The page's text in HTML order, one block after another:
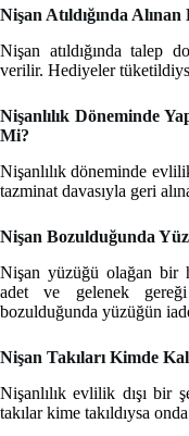
Nişan Atıldığında
Nişan atıldığında talep
verilir. Hediyeler
Nişanlılık Döneminde
Mi?
Nişanlılık döneminde
tazminat davasıyla geri
Nişan Bozulduğunda
Nişan yüzüğü olağan bir
adet ve gelenek gereği
bozulduğunda yüzüğün
Nişan Takıları Kimde
Nişanlılık evlilik dışı bir
takılar kime takıldıysa